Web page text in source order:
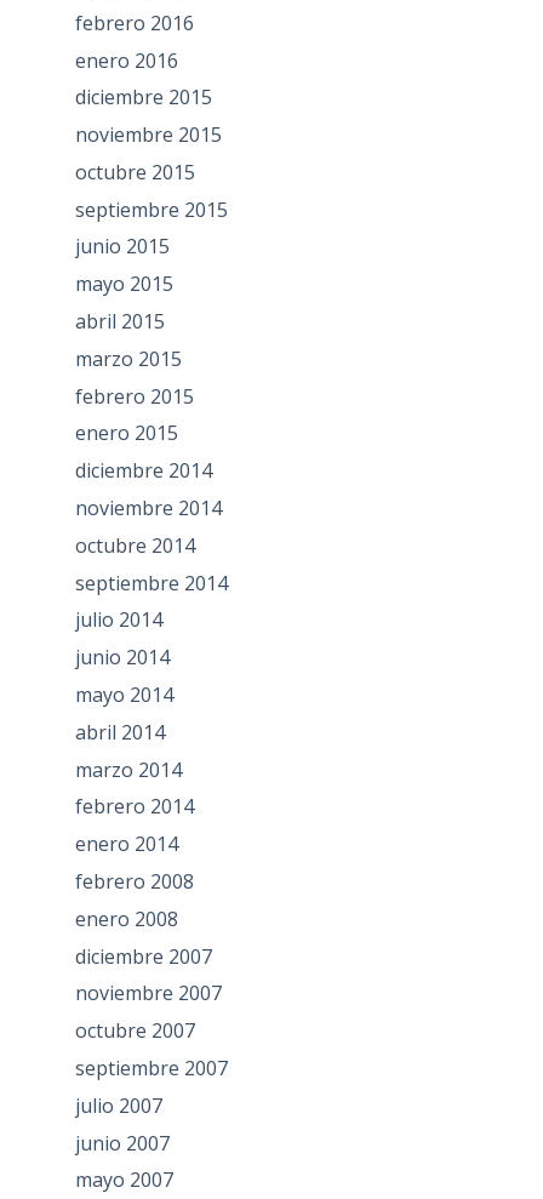
febrero 2016
enero 2016
diciembre 2015
noviembre 2015
octubre 2015
septiembre 2015
junio 2015
mayo 2015
abril 2015
marzo 2015
febrero 2015
enero 2015
diciembre 2014
noviembre 2014
octubre 2014
septiembre 2014
julio 2014
junio 2014
mayo 2014
abril 2014
marzo 2014
febrero 2014
enero 2014
febrero 2008
enero 2008
diciembre 2007
noviembre 2007
octubre 2007
septiembre 2007
julio 2007
junio 2007
mayo 2007